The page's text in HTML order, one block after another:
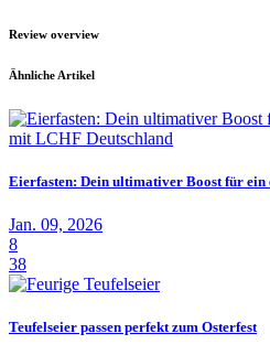
Review overview
Ähnliche Artikel
Eierfasten: Dein ultimativer Boost für ein
Jan. 09, 2026
8
38
Teufelseier passen perfekt zum Osterfest